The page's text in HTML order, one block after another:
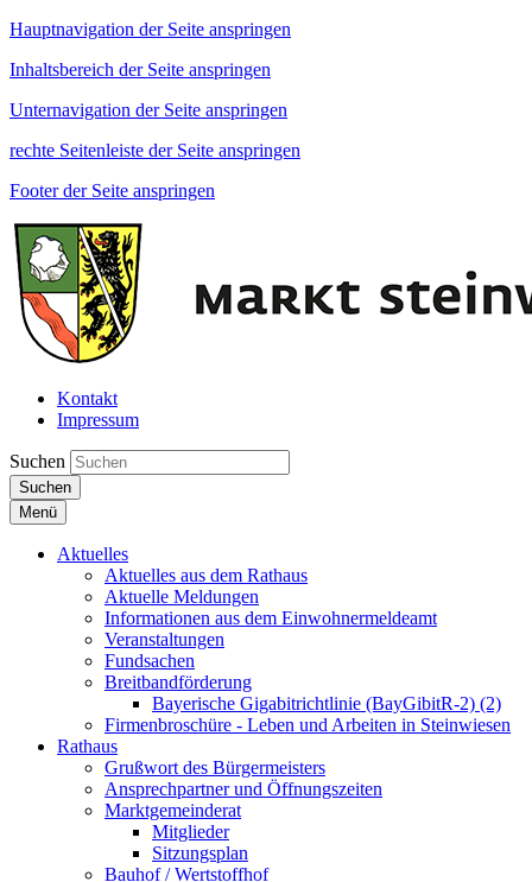
Hauptnavigation der Seite anspringen
Inhaltsbereich der Seite anspringen
Unternavigation der Seite anspringen
rechte Seitenleiste der Seite anspringen
Footer der Seite anspringen
Kontakt
Impressum
Suchen
Suchen
Menü
Aktuelles
Aktuelles aus dem Rathaus
Aktuelle Meldungen
Informationen aus dem Einwohnermeldeamt
Veranstaltungen
Fundsachen
Breitbandförderung
Bayerische Gigabitrichtlinie (BayGibitR-2) (2)
Firmenbroschüre - Leben und Arbeiten in Steinwiesen
Rathaus
Grußwort des Bürgermeisters
Ansprechpartner und Öffnungszeiten
Marktgemeinderat
Mitglieder
Sitzungsplan
Bauhof / Wertstoffhof